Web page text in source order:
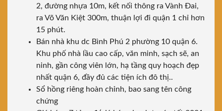
2, đường nhựa 10m, kết nối thông ra Vành Đai,
ra Võ Văn Kiệt 300m, thuận lợi đi quận 1 chỉ hơn
15 phút.
Bán nhà khu dc Bình Phú 2 phường 10 quận 6.
Khu phố nhà lầu cao cấp, văn minh, sạch sẽ, an
ninh, gần công viên lớn, hạ tầng quy hoạch đẹp
nhất quận 6, đầy đủ các tiện ích đô thị..
Sổ hồng riêng hoàn chỉnh, bao sang tên công
chứng